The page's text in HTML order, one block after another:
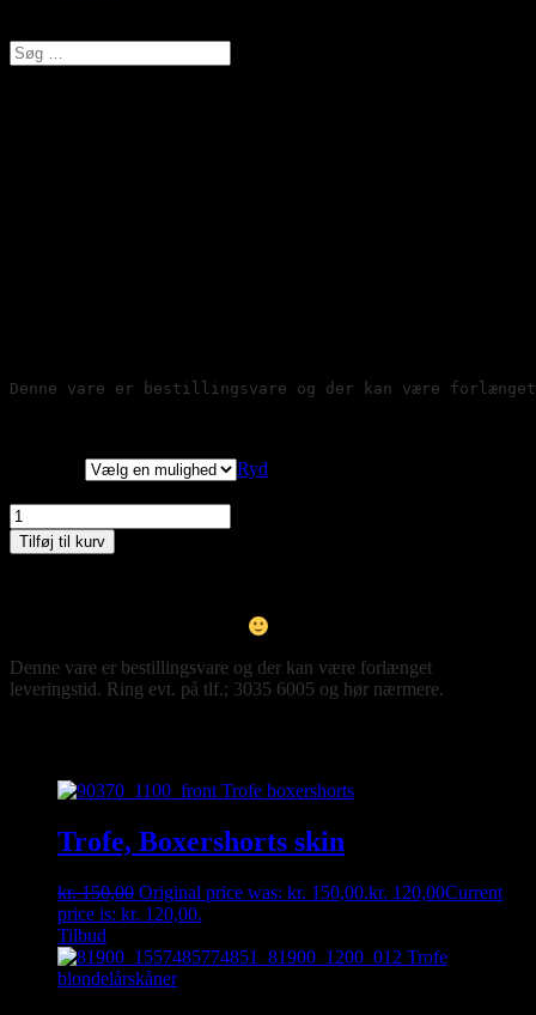
Denne vare er bestillingsvare og der kan være
Ryd
Tilføj til kurv
Denne vare er bestillingsvare og der kan være forlænget
leveringstid. Ring evt. på tlf.; 3035 6005 og hør nærmere.
Trofe, Boxershorts skin
kr.150,00 Original price was: kr. 150,00.kr. 120,00Current
price is: kr. 120,00.
Tilbud